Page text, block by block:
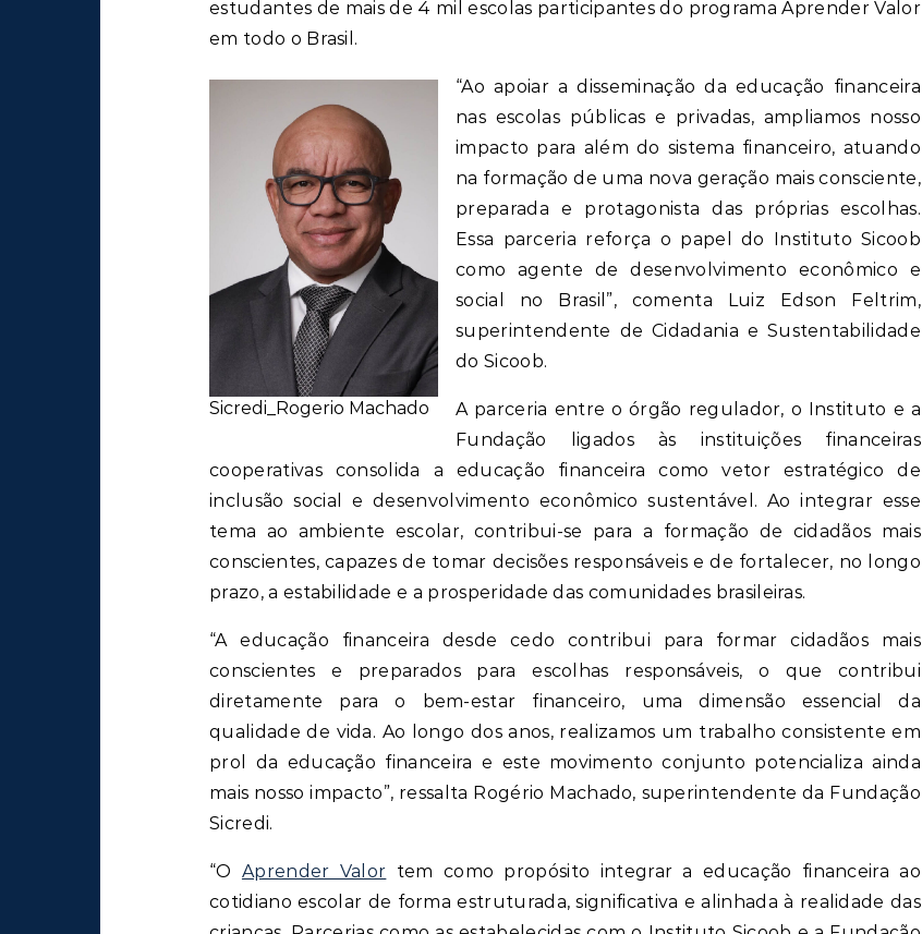
estudantes de mais de 4 mil escolas participantes do programa Aprender Valor
em todo o Brasil.
Sicredi_Rogerio Machado
“Ao apoiar a disseminação da educação financeira
nas escolas públicas e privadas, ampliamos nosso
impacto para além do sistema financeiro, atuando
na formação de uma nova geração mais consciente,
preparada e protagonista das próprias escolhas.
Essa parceria reforça o papel do Instituto Sicoob
como agente de desenvolvimento econômico e
social no Brasil”, comenta Luiz Edson Feltrim,
superintendente de Cidadania e Sustentabilidade
do Sicoob.
A parceria entre o órgão regulador, o Instituto e a
Fundação ligados às instituições financeiras
cooperativas consolida a educação financeira como vetor estratégico de
inclusão social e desenvolvimento econômico sustentável. Ao integrar esse
tema ao ambiente escolar, contribui-se para a formação de cidadãos mais
conscientes, capazes de tomar decisões responsáveis e de fortalecer, no longo
prazo, a estabilidade e a prosperidade das comunidades brasileiras.
“A educação financeira desde cedo contribui para formar cidadãos mais
conscientes e preparados para escolhas responsáveis, o que contribui
diretamente para o bem-estar financeiro, uma dimensão essencial da
qualidade de vida. Ao longo dos anos, realizamos um trabalho consistente em
prol da educação financeira e este movimento conjunto potencializa ainda
mais nosso impacto”, ressalta Rogério Machado, superintendente da Fundação
Sicredi.
“O Aprender Valor tem como propósito integrar a educação financeira ao
cotidiano escolar de forma estruturada, significativa e alinhada à realidade das